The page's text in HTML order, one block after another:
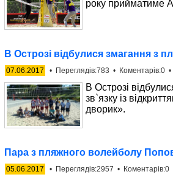
року прийматиме
В Острозі відбулися змагання з
07.06.2017 • Переглядів:783 • Коментарів:0 •
В Острозі
зв`язку із
дворик».
Пара з пляжного волейболу
05.06.2017 • Переглядів:2957 • Коментарів:0